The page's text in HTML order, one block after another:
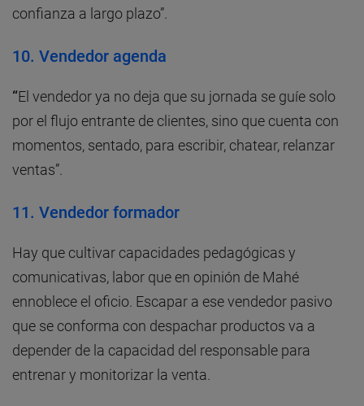
confianza a largo plazo”.
10. Vendedor agenda
“El vendedor ya no deja que su jornada se guíe solo
por el flujo entrante de clientes, sino que cuenta con
momentos, sentado, para escribir, chatear, relanzar
ventas”.
11. Vendedor formador
Hay que cultivar capacidades pedagógicas y
comunicativas, labor que en opinión de Mahé
ennoblece el oficio. Escapar a ese vendedor pasivo
que se conforma con despachar productos va a
depender de la capacidad del responsable para
entrenar y monitorizar la venta.